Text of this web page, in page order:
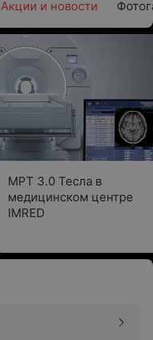
Акции и новости
МРТ 3.0 Тесла в
медицинском центре
IMRED